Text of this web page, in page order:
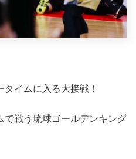
イムに入る大接戦！
で戦う琉球ゴールデンキング